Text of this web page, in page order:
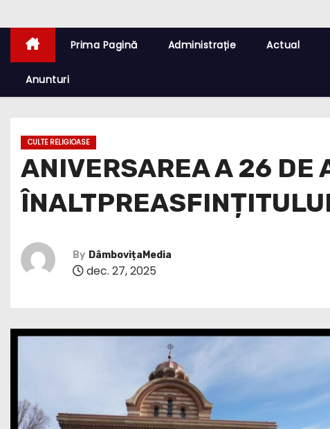
Prima Pagină Administrație Actual
Anunturi
CULTE RELIGIOASE
ANIVERSAREA A 26 DE
By DâmbovițaMedia
dec. 27, 2025